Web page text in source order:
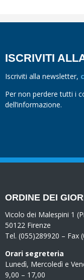
ISCRIVITI
Iscriviti alla newsletter,
Per non perdere tutti i
dell’informazione.
ORDINE DEI
Vicolo dei Malespini 1
50122 Firenze
Tel. (055)289920 – Fax
Orari segreteria
Lunedì, Mercoledì e
9,00 – 17,00